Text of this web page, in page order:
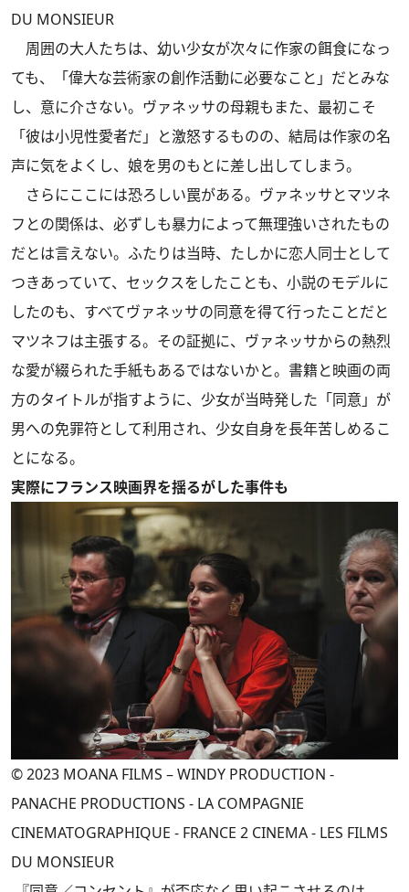
DU MONSIEUR
周囲の大人たちは、幼い少女が次々に作家の餌食になっ
ても、「偉大な芸術家の創作活動に必要なこと」だとみな
し、意に介さない。ヴァネッサの母親もまた、最初こそ
「彼は小児性愛者だ」と激怒するものの、結局は作家の名
声に気をよくし、娘を男のもとに差し出してしまう。
さらにここには恐ろしい罠がある。ヴァネッサとマツネ
フとの関係は、必ずしも暴力によって無理強いされたもの
だとは言えない。ふたりは当時、たしかに恋人同士として
つきあっていて、セックスをしたことも、小説のモデルに
したのも、すべてヴァネッサの同意を得て行ったことだと
マツネフは主張する。その証拠に、ヴァネッサからの熱烈
な愛が綴られた手紙もあるではないかと。書籍と映画の両
方のタイトルが指すように、少女が当時発した「同意」が
男への免罪符として利用され、少女自身を長年苦しめるこ
とになる。
実際にフランス映画界を揺るがした事件も
© 2023 MOANA FILMS – WINDY PRODUCTION -
PANACHE PRODUCTIONS - LA COMPAGNIE
CINEMATOGRAPHIQUE - FRANCE 2 CINEMA - LES FILMS
DU MONSIEUR